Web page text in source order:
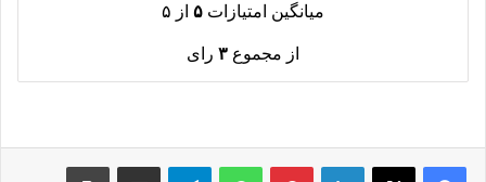
میانگین امتیازات ۵ از ۵
از مجموع ۳ رای
لینکدین پینترستواتس آپ تلگرام اشتراک گذاری از طریق ایمیل چاپ